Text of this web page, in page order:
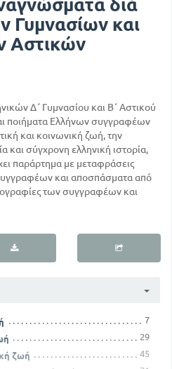
διά
Γυμνασίων και
Αστικών
Δ΄ Γυμνασίου και Β΄ Αστικού
ποιήματα Ελλήνων συγγραφέων
και κοινωνική ζωή, την
και σύγχρονη ελληνική ιστορία,
παράρτημα με μεταφράσεις
και αποσπάσματα από
των συγγραφέων και
7
29
ζωή
45